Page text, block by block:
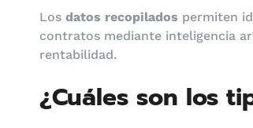
Los datos recopilados permiten
contratos mediante inteligencia
rentabilidad.
¿Cuáles son los